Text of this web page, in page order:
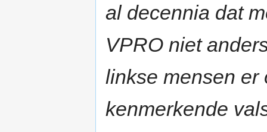
al decennia dat
VPRO niet
linkse mensen er
kenmerkende